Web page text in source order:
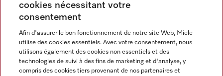
Langue
FRANCAIS
cookies nécessitant votre
consentement
Afin d'assurer le bon fonctionnement de notre site Web, Miele
utilise des cookies essentiels. Avec votre consentement, nous
utilisons également des cookies non essentiels et des
technologies de suivi à des fins de marketing et d'analyse, y
compris des cookies tiers provenant de nos partenaires et